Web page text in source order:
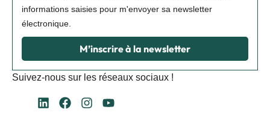
informations saisies pour m'envoyer sa newsletter
électronique.
M’inscrire à la newsletter
Suivez-nous sur les réseaux sociaux !